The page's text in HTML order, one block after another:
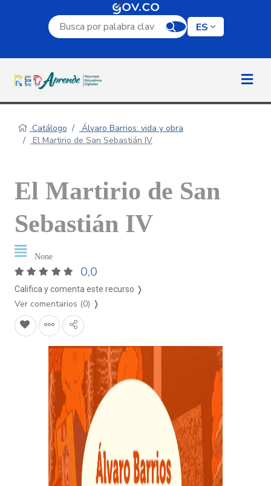
Campo de búsqueda por palabra clave
ES
Catálogo
Álvaro Barrios: vida y obra
El Martirio de San Sebastián IV
El Martirio de San
Sebastián IV
None
0,0
Califica y comenta este recurso ❭
Ver comentarios (0) ❭